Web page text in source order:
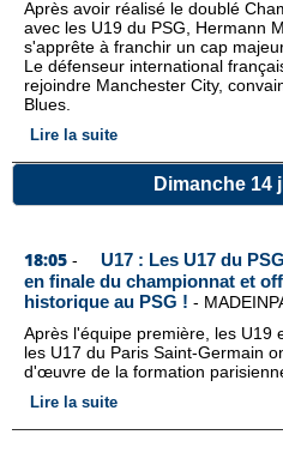
Après avoir réalisé le doublé
avec les U19 du PSG, Hermann
s'apprête à franchir un cap
Le défenseur international
rejoindre Manchester City,
Blues.
Lire la suite
Dimanche 14
18:05 -
U17 : Les U17 du
en finale du championnat et
historique au PSG ! -
Après l'équipe première, les U19
les U17 du Paris Saint-Germain
d'œuvre de la formation
Lire la suite